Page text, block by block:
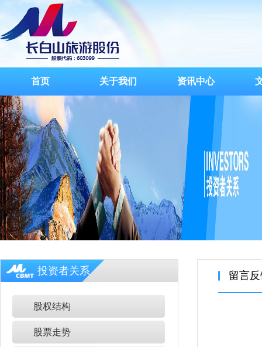
首页 关于我们 资讯中心
投资者关系
股权结构
股票走势
留言